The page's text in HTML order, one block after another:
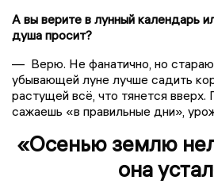
А вы верите в лунный календарь
душа просит?
— Верю. Не фанатично, но
убывающей луне лучше садить
растущей всё, что тянется вверх.
сажаешь «в правильные дни»,
«Осенью землю
она